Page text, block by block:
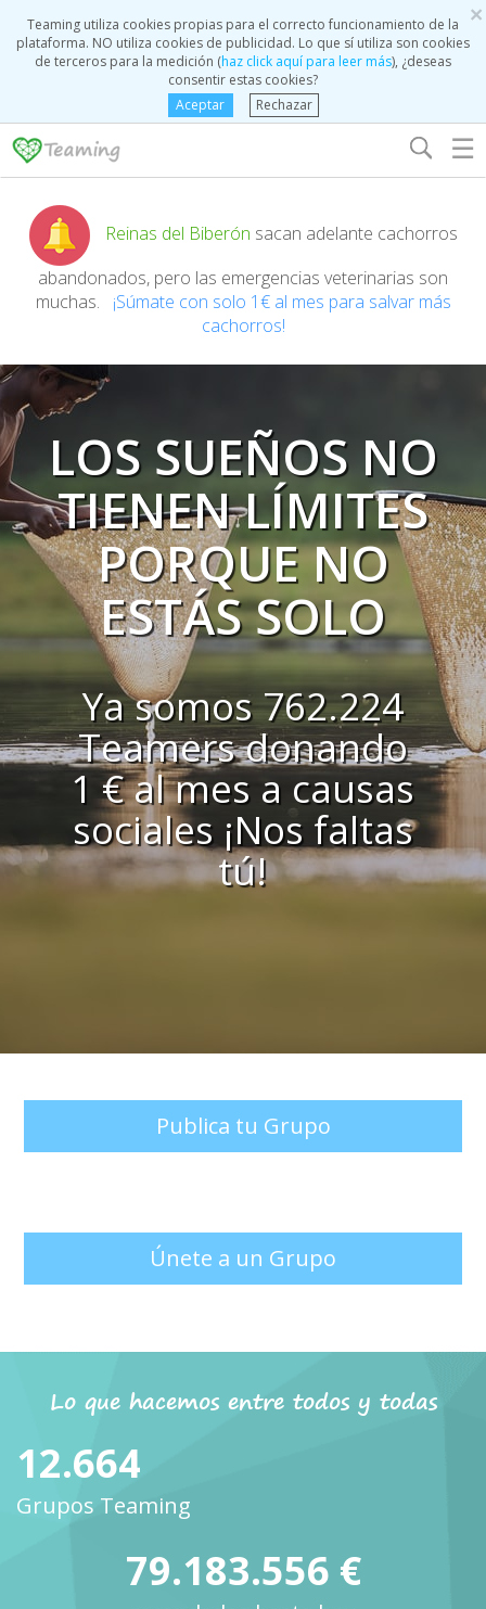
×
Teaming utiliza cookies propias para el correcto funcionamiento de la
plataforma. NO utiliza cookies de publicidad. Lo que sí utiliza son cookies
de terceros para la medición (haz click aquí para leer más), ¿deseas
consentir estas cookies?
Aceptar
Rechazar
☰
Reinas del Biberón sacan adelante cachorros
abandonados, pero las emergencias veterinarias son
muchas. ¡Súmate con solo 1€ al mes para salvar más
cachorros!
LOS SUEÑOS NO
TIENEN LÍMITES
PORQUE NO
ESTÁS SOLO
Ya somos 762.224
Teamers donando
1 € al mes a causas
sociales ¡Nos faltas
tú!
Publica tu Grupo
Únete a un Grupo
Lo que hacemos entre todos y todas
12.664
Grupos Teaming
79.183.556 €